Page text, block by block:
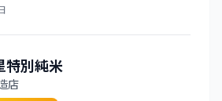
特別純米
店